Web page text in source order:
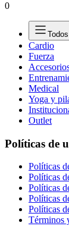
0
Todos
Cardio
Fuerza
Medical
Yoga y
Outlet
Políticas de
Políticas
Políticas
Políticas
Políticas
Políticas
Términos